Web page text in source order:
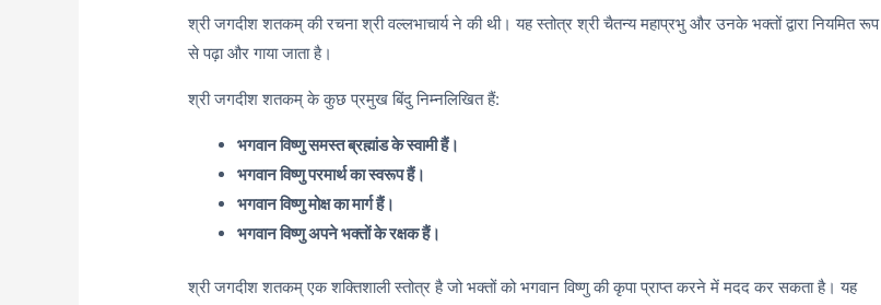
श्री जगदीश शतकम् की रचना श्री वल्लभाचार्य ने की थी। यह स्तोत्र श्री चैतन्य महाप्रभु और उनके भक्तों द्वारा नियमित रूप
से पढ़ा और गाया जाता है।
श्री जगदीश शतकम् के कुछ प्रमुख बिंदु निम्नलिखित हैं:
भगवान विष्णु समस्त ब्रह्मांड के स्वामी हैं।
भगवान विष्णु परमार्थ का स्वरूप हैं।
भगवान विष्णु मोक्ष का मार्ग हैं।
भगवान विष्णु अपने भक्तों के रक्षक हैं।
श्री जगदीश शतकम् एक शक्तिशाली स्तोत्र है जो भक्तों को भगवान विष्णु की कृपा प्राप्त करने में मदद कर सकता है। यह